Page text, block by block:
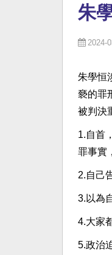
朱
2024-
朱學恒
褻的罪
被判決
1.自首
罪事實
2.自己
3.以為
4.大家
5.政治